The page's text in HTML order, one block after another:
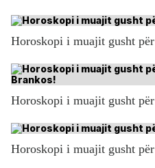
Horoskopi i muajit gusht
Horoskopi i muajit gusht
Horoskopi i muajit gusht